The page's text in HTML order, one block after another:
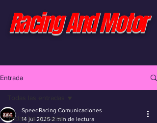
Racing And Motor
Entrada
Todas las entradas
Todas las entradas
SpeedRacing Comunicaciones
14 jul 2025 2 min de lectura